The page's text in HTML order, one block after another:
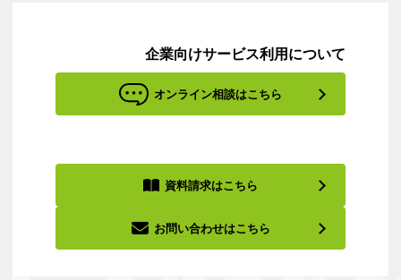
企業向けサービス利用について
オンライン相談はこちら
資料請求はこちら
お問い合わせはこちら